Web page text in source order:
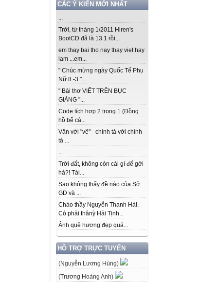
CÁC Ý KIẾN MỚI NHẤT
...
Trời, từ tháng 1/2011 Hiren's
BootCD đã là 13.1 rồi...
em thay bai tho nay thay viet hay
lam ...em...
" Chúc mừng ngày Quốc Tế Phụ
Nữ 8 -3 "...
" Bài thơ VIẾT TRÊN BỤC
GIẢNG "...
Code tích hợp 2 trong 1 (Đồng
hồ bể cá...
Văn với "vẽ" - chính tả với chính
tà ...
...
Trời đất, không còn cái gì để gởi
hả?! Tài...
Sao không thấy đề nào của Sở
GD và ...
Chào thầy Nguyễn Thanh Hải.
Có phải thânỳ Hải Tịnh...
Ảnh quê hương đẹp quá...
HỖ TRỢ TRỰC TUYẾN
(Nguyễn Lương Hùng)
(Trương Hoàng Anh)